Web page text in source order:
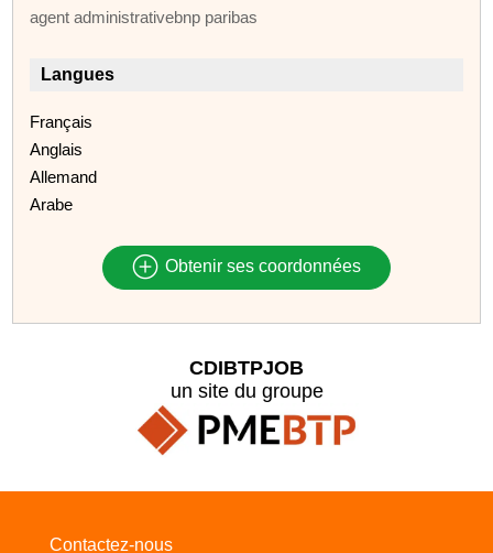
agent administrativebnp paribas
Langues
Français
Anglais
Allemand
Arabe
Obtenir ses coordonnées
CDIBTPJOB
un site du groupe
Contactez-nous